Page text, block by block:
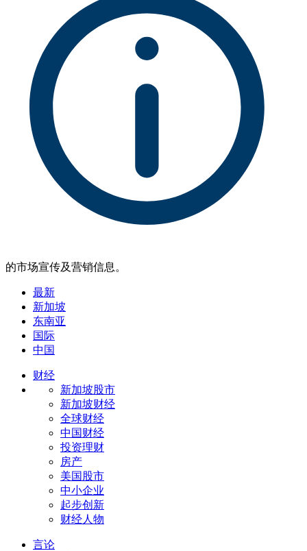
的市场宣传及营销信息。
最新
新加坡
东南亚
国际
中国
财经
新加坡股市
新加坡财经
全球财经
中国财经
投资理财
房产
美国股市
中小企业
起步创新
财经人物
言论